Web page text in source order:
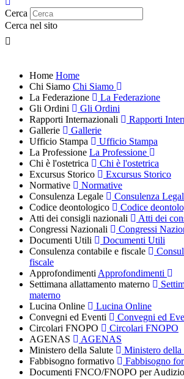
Cerca
Cerca nel sito
Home Home
Chi Siamo Chi Siamo
La Federazione
La Federazione
Gli Ordini
Gli Ordini
Rapporti Internazionali
Rapporti
Gallerie
Gallerie
Ufficio Stampa
Ufficio Stampa
La Professione La Professione
Chi è l'ostetrica
Chi è l'ostetrica
Excursus Storico
Excursus Storico
Normative
Normative
Consulenza Legale
Consulenza
Codice deontologico
Codice
Atti dei consigli nazionali
Atti dei
Congressi Nazionali
Congressi
Documenti Utili
Documenti Utili
Consulenza contabile e fiscale
fiscale
Approfondimenti Approfondimenti
Settimana allattamento materno
materno
Lucina Online
Lucina Online
Convegni ed Eventi
Convegni ed
Circolari FNOPO
Circolari FNOPO
AGENAS
AGENAS
Ministero della Salute
Ministero della
Fabbisogno formativo
Fabbisogno
Documenti FNCO/FNOPO per